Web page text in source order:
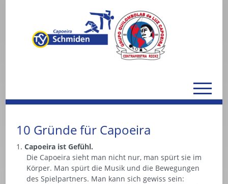
10 Gründe für Capoeira
Capoeira ist Gefühl.
Die Capoeira sieht man nicht nur, man spürt sie im
Körper. Man spürt die Musik und die Bewegungen
des Spielpartners. Man kann sich gewiss sein: